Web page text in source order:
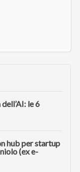
le 6
hub per startup
(ex e-